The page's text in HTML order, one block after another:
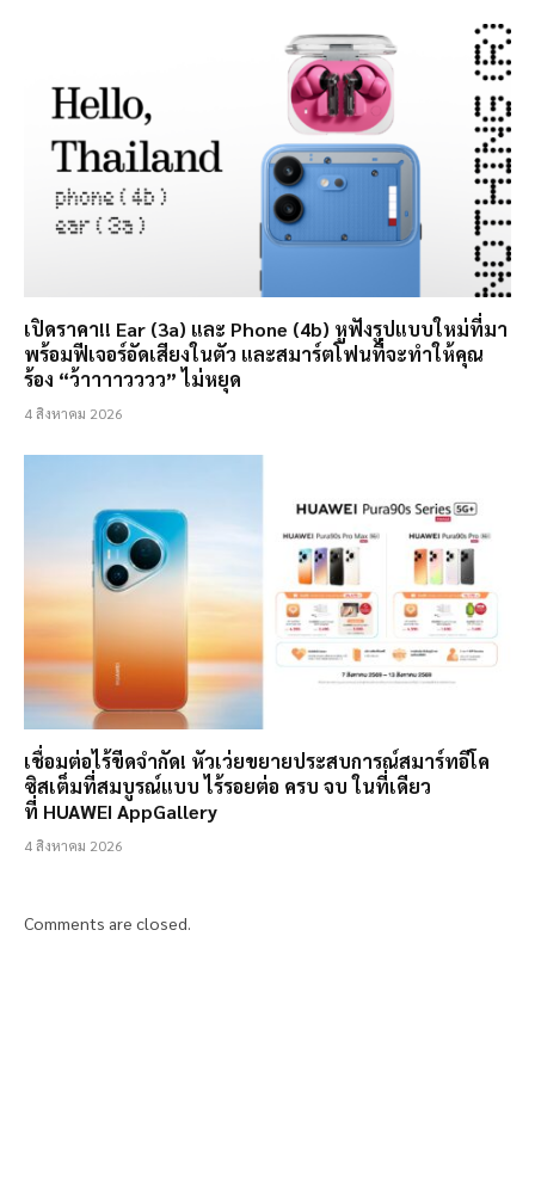
เปิดราคา!! Ear (3a) และ Phone (4b) หูฟังรูปแบบใหม่ที่มา
พร้อมฟีเจอร์อัดเสียงในตัว และสมาร์ตโฟนที่จะทำให้คุณ
ร้อง “ว้าาาาวววว” ไม่หยุด
4 สิงหาคม 2026
เชื่อมต่อไร้ขีดจำกัด! หัวเว่ยขยายประสบการณ์สมาร์ทอีโค
ซิสเต็มที่สมบูรณ์แบบ ไร้รอยต่อ ครบ จบ ในที่เดียว
ที่ HUAWEI AppGallery
4 สิงหาคม 2026
Comments are closed.